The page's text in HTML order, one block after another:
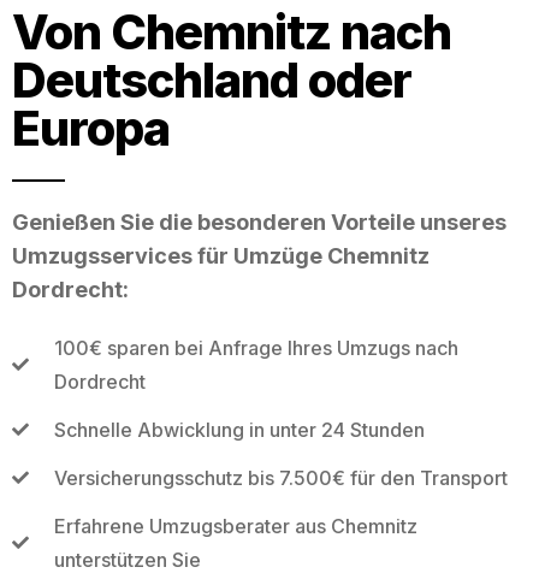
Von Chemnitz nach
Deutschland oder
Europa
Genießen Sie die besonderen Vorteile unseres
Umzugsservices für Umzüge Chemnitz
Dordrecht:
100€ sparen bei Anfrage Ihres Umzugs nach
Dordrecht
Schnelle Abwicklung in unter 24 Stunden
Versicherungsschutz bis 7.500€ für den Transport
Erfahrene Umzugsberater aus Chemnitz
unterstützen Sie